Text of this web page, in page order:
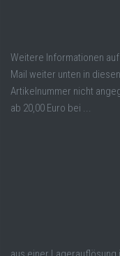
Weitere Informationen
Mail weiter unten in
Artikelnummer nicht
ab 20,00 Euro bei ...